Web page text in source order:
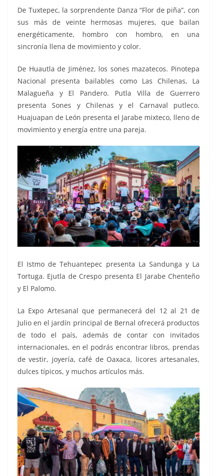
De Tuxtepec, la sorprendente Danza “Flor de piña”, con
sus más de veinte hermosas mujeres, que bailan
energéticamente, hombro con hombro, en una
sincronía llena de movimiento y color.
De Huautla de Jiménez, los sones mazatecos. Pinotepa
Nacional presenta bailables como Las Chilenas, La
Malagueña y El Pandero. Putla Villa de Guerrero
presenta Sones y Chilenas y el Carnaval putleco.
Huajuapan de León presenta el Jarabe mixteco, lleno de
movimiento y energía entre una pareja.
El Istmo de Tehuantepec presenta La Sandunga y La
Tortuga. Ejutla de Crespo presenta El Jarabe Chenteño
y El Palomo.
La Expo Artesanal que permanecerá del 12 al 21 de
Julio en el jardín principal de Bernal ofrecerá productos
de todo el país, además de contar con invitados
internacionales, en el podrás encontrar libros, prendas
de vestir, joyería, café de Oaxaca, licores artesanales,
dulces típicos, y muchos artículos más.